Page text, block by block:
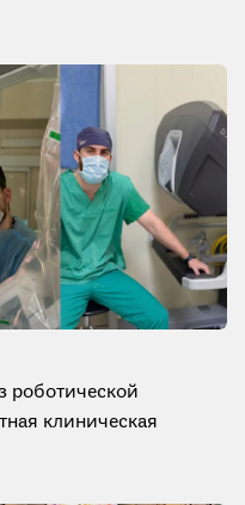
роботической
клиническая